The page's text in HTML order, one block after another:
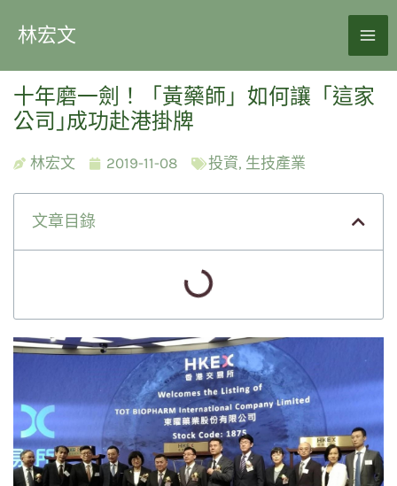
林宏文
十年磨一劍！「黃藥師」如何讓「這家
公司｣成功赴港掛牌
林宏文 2019-11-08 投資, 生技產業
文章目錄